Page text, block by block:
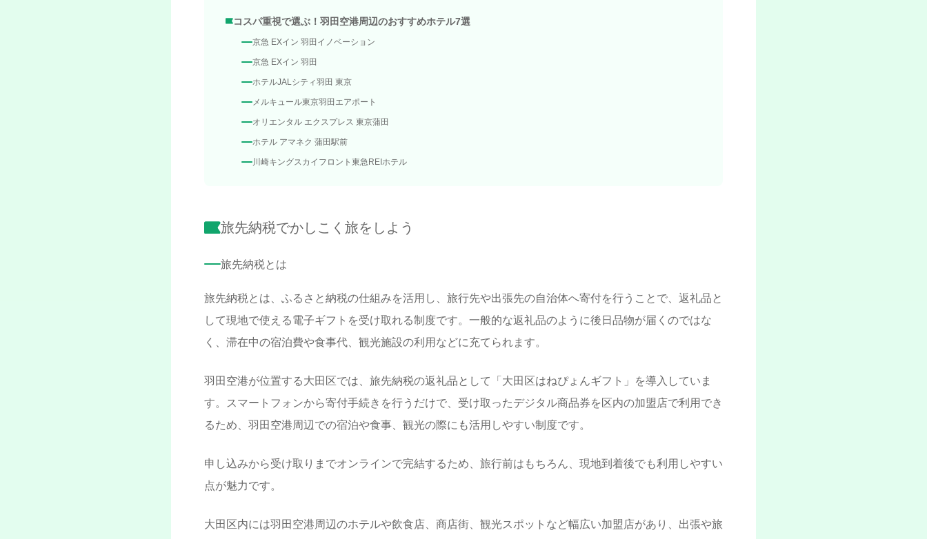
コスパ重視で選ぶ！羽田空港周辺のおすすめホテル7選
京急 EXイン 羽田イノベーション
京急 EXイン 羽田
ホテルJALシティ羽田 東京
メルキュール東京羽田エアポート
オリエンタル エクスプレス 東京蒲田
ホテル アマネク 蒲田駅前
川崎キングスカイフロント東急REIホテル
旅先納税でかしこく旅をしよう
旅先納税とは
旅先納税とは、ふるさと納税の仕組みを活用し、旅行先や出張先の自治体へ寄付を行うことで、返礼品と
して現地で使える電子ギフトを受け取れる制度です。一般的な返礼品のように後日品物が届くのではな
く、滞在中の宿泊費や食事代、観光施設の利用などに充てられます。
羽田空港が位置する大田区では、旅先納税の返礼品として「大田区はねぴょんギフト」を導入していま
す。スマートフォンから寄付手続きを行うだけで、受け取ったデジタル商品券を区内の加盟店で利用でき
るため、羽田空港周辺での宿泊や食事、観光の際にも活用しやすい制度です。
申し込みから受け取りまでオンラインで完結するため、旅行前はもちろん、現地到着後でも利用しやすい
点が魅力です。
大田区内には羽田空港周辺のホテルや飲食店、商店街、観光スポットなど幅広い加盟店があり、出張や旅